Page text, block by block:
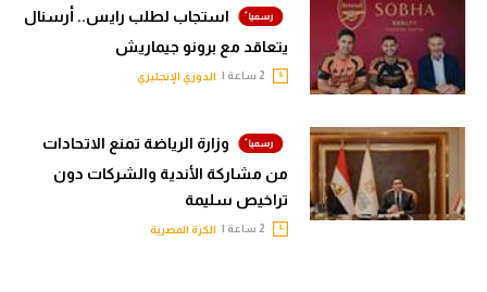
استجاب لطلب رايس.. أرسنال
يتعاقد مع برونو جيماريش
الدوري الإنجليزي
وزارة الرياضة تمنع الاتحادات
من مشاركة الأندية والشركات دون
تراخيص سليمة
الكرة المصرية